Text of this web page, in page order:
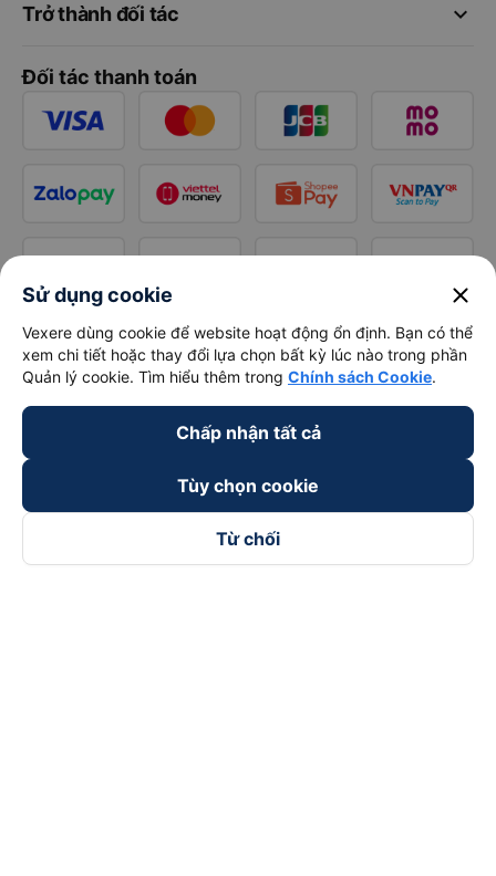
keyboard_arrow_down
Trở thành đối tác
Đối tác thanh toán
Sử dụng cookie close
Vexere dùng cookie để website hoạt động ổn định. Bạn có thể
xem chi tiết hoặc thay đổi lựa chọn bất kỳ lúc nào trong phần
Quản lý cookie. Tìm hiểu thêm trong Chính sách Cookie.
Chấp nhận tất cả
Tùy chọn cookie
Từ chối